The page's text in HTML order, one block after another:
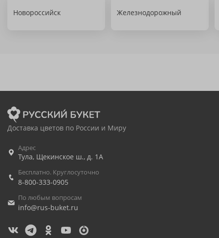
Новороссийск Железнодорожный
Доставка цветов по России и Миру
Адрес
Тула, Щекинское ш., д. 1А
Бесплатно. Круглосуточно
8-800-333-0905
По любым вопросам
info@rus-buket.ru